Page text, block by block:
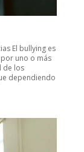
El bullying es
uno o más
de los
dependiendo